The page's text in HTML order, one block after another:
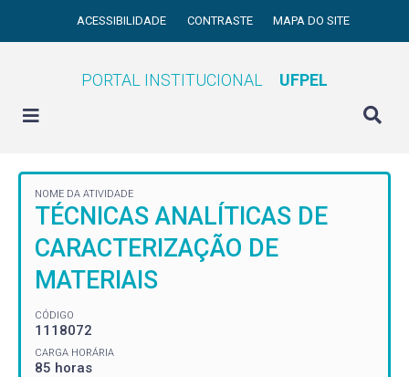
ACESSIBILIDADE CONTRASTE MAPA DO SITE
PORTAL INSTITUCIONAL UFPEL
NOME DA ATIVIDADE
TÉCNICAS ANALÍTICAS DE
CARACTERIZAÇÃO DE
MATERIAIS
CÓDIGO
1118072
CARGA HORÁRIA
85 horas